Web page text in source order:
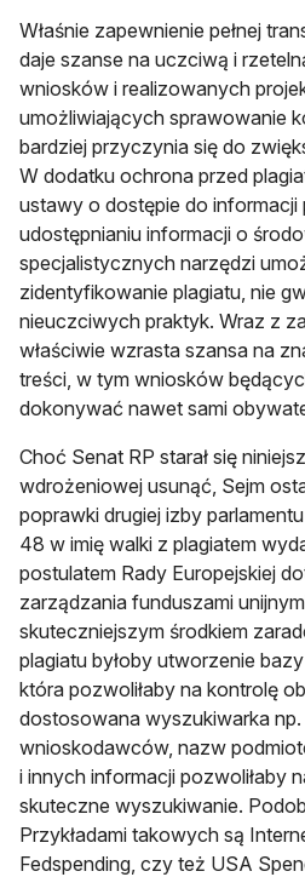
Właśnie zapewnienie pełnej
daje szanse na uczciwą i
wniosków i realizowanych
umożliwiających sprawowanie
bardziej przyczynia się do
W dodatku ochrona przed
ustawy o dostępie do informacji
udostępnianiu informacji o
specjalistycznych narzędzi
zidentyfikowanie plagiatu, nie
nieuczciwych praktyk. Wraz z
właściwie wzrasta szansa na
treści, w tym wniosków
dokonywać nawet sami
Choć Senat RP starał się
wdrożeniowej usunąć, Sejm
poprawki drugiej izby
48 w imię walki z plagiatem
postulatem Rady Europejskiej
zarządzania funduszami
skuteczniejszym środkiem
plagiatu byłoby utworzenie
która pozwoliłaby na kontrolę
dostosowana wyszukiwarka np.
wnioskodawców, nazw
i innych informacji pozwoliłaby
skuteczne wyszukiwanie.
Przykładami takowych są
Fedspending, czy też USA